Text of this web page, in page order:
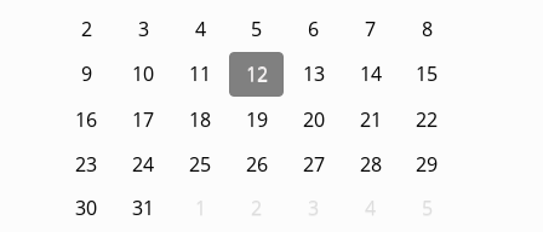
2
3 4 5 6 7
8
9
10 11 12 13 14
15
16
17 18 19 20 21
22
23
24 25 26 27 28
29
30
31 1 2 3 4 5